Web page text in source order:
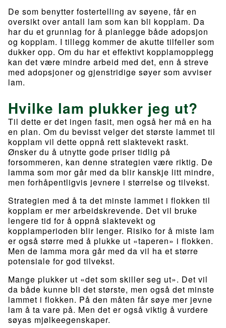
De som benytter fostertelling av søyene, får en
oversikt over antall lam som kan bli kopplam. Da
har du et grunnlag for å planlegge både adopsjon
og kopplam. I tillegg kommer de akutte tilfeller som
dukker opp. Om du har et effektivt kopplamopplegg
kan det være mindre arbeid med det, enn å streve
med adopsjoner og gjenstridige søyer som avviser
lam.
Hvilke lam plukker jeg ut?
Til dette er det ingen fasit, men også her må en ha
en plan. Om du bevisst velger det største lammet til
kopplam vil dette oppnå rett slaktevekt raskt.
Ønsker du å utnytte gode priser tidlig på
forsommeren, kan denne strategien være riktig. De
lamma som mor går med da blir kanskje litt mindre,
men forhåpentligvis jevnere i størrelse og tilvekst.
Strategien med å ta det minste lammet i flokken til
kopplam er mer arbeidskrevende. Det vil bruke
lengere tid for å oppnå slaktevekt og
kopplamperioden blir lenger. Risiko for å miste lam
er også større med å plukke ut «taperen» i flokken.
Men de lamma mora går med da vil ha et større
potensiale for god tilvekst.
Mange plukker ut «det som skiller seg ut». Det vil
da både kunne bli det største, men også det minste
lammet i flokken. På den måten får søye mer jevne
lam å ta vare på. Men det er også viktig å vurdere
søyas mjølkeegenskaper.